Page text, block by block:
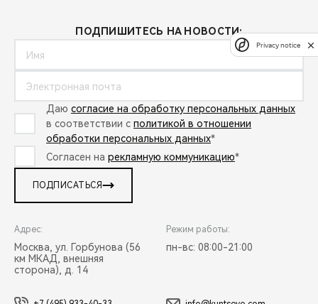
ПОДПИШИТЕСЬ НА НОВОСТИ:
Даю согласие на обработку персональных данных
в соответствии с политикой в отношении
обработки персональных данных*
Согласен на рекламную коммуникацию*
ПОДПИСАТЬСЯ
Адрес:
Москва, ул. Горбунова (56
км МКАД, внешняя
сторона), д. 14
Режим работы:
пн-вс: 08:00-21:00
Privacy notice